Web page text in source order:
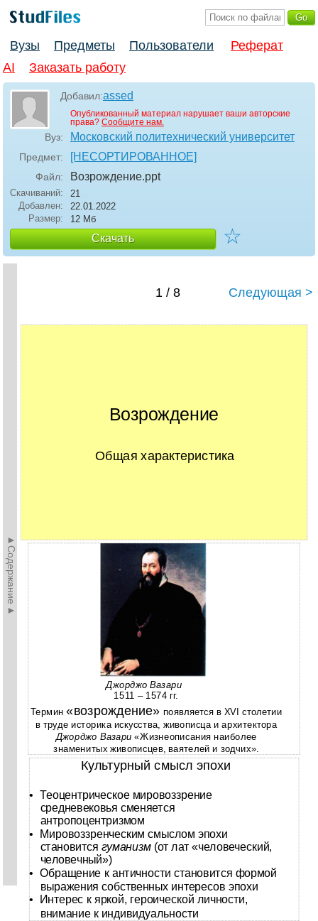
Вузы Предметы Пользователи
Реферат
AI
Заказать работу
Добавил:assed
Опубликованный материал нарушает ваши авторские
права? Сообщите нам.
Вуз: Московский политехнический университет
Предмет: [НЕСОРТИРОВАННОЕ]
Файл: Возрождение.ppt
Скачиваний:
21
Добавлен:
22.01.2022
Размер:
12 Мб
Скачать ☆
►Содержание►
1 / 8 Следующая >
Возрождение
Общая характеристика
Джорджо Вазари
1511 – 1574 гг.
Термин«возрождение» появляется в XVI столетии
в труде историка искусства, живописца и архитектора
Джорджо Вазари«Жизнеописания наиболее
знаменитых живописцев, ваятелей и зодчих».
Культурный смысл эпохи
• Теоцентрическое мировоззрение
средневековья сменяется
антропоцентризмом
•
Мировоззренческим смыслом эпохи
становится гуманизм (от лат «человеческий,
человечный»)
• Обращение к античности становится формой
выражения собственных интересов эпохи
•
Интерес к яркой, героической личности,
внимание к индивидуальности